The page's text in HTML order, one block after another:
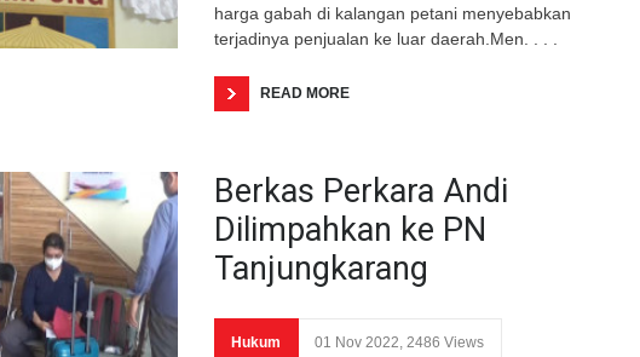
harga gabah di kalangan petani menyebabkan
terjadinya penjualan ke luar daerah.Men. . . .
READ MORE
Berkas Perkara Andi
Dilimpahkan ke PN
Tanjungkarang
Hukum 01 Nov 2022, 2486 Views